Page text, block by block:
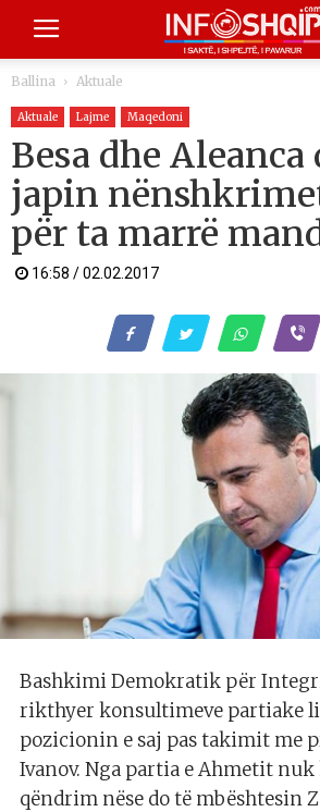
Ballina Aktuale
Aktuale Lajme Maqedoni
Besa dhe Aleanca
japin
për ta marrë
16:58 / 02.02.2017
Bashkimi Demokratik për
rikthyer konsultimeve partiake
pozicionin e saj pas takimit me
Ivanov. Nga partia e Ahmetit nuk
qëndrim nëse do të mbështesin